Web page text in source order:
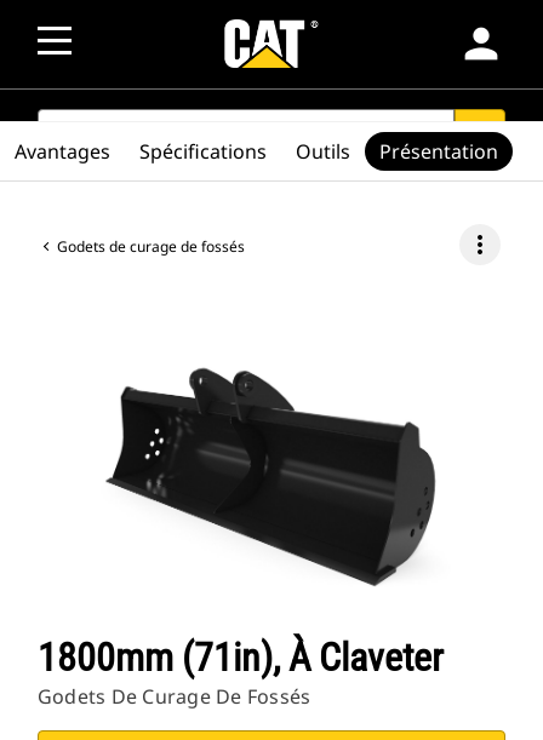
person
SEARCH search
Godets de curage de fossés more_vert
1800mm (71in), À Claveter
Godets De Curage De Fossés
Avantages Spécifications Outils Présentation